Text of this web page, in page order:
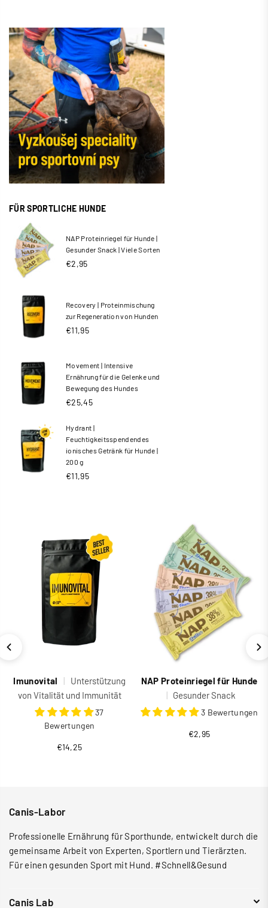
FÜR SPORTLICHE HUNDE
NAP Proteinriegel für Hunde |
Gesunder Snack | Viele Sorten
Normaler
€2,95
Recovery | Proteinmischung
zur Regeneration von Hunden
€11,95
Movement | Intensive
Ernährung für die Gelenke und
Bewegung des Hundes
€25,45
Hydrant |
Feuchtigkeitsspendendes
ionisches Getränk für Hunde |
200 g
Normaler
€11,95
Imunovital |
Unterstützung
von Vitalität und Immunität
37
Bewertungen
€14,25
NAP Proteinriegel für Hunde
| Gesunder Snack
3 Bewertungen
Normaler
€2,95
Canis-Labor
Professionelle Ernährung für Sporthunde, entwickelt durch die
gemeinsame Arbeit von Experten, Sportlern und Tierärzten.
Für einen gesunden Sport mit Hund. #Schnell&Gesund
Canis Lab